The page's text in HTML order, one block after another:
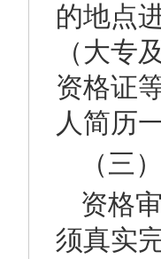
的地点
（大专
资格证
人简历
（三
资格
须真实